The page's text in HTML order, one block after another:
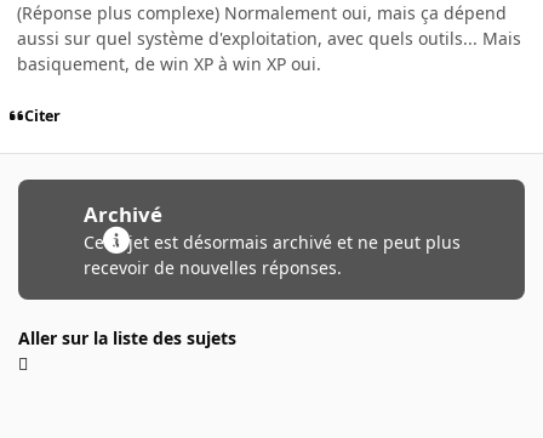
(Réponse plus complexe) Normalement oui, mais ça dépend
aussi sur quel système d'exploitation, avec quels outils... Mais
basiquement, de win XP à win XP oui.
Citer
Archivé
Ce sujet est désormais archivé et ne peut plus
recevoir de nouvelles réponses.
Aller sur la liste des sujets